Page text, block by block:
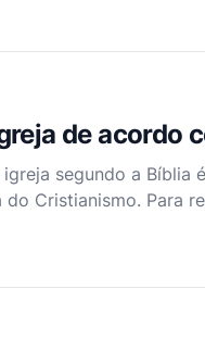
de acordo
segundo a
Cristianismo. Para